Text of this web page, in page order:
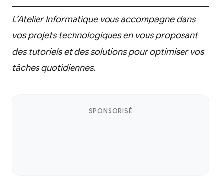
L’Atelier Informatique vous accompagne dans
vos projets technologiques en vous proposant
des tutoriels et des solutions pour optimiser vos
tâches quotidiennes.
SPONSORISÉ